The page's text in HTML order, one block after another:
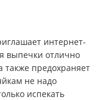
интернет-
выпечки отлично
предохраняет
не надо
испекать